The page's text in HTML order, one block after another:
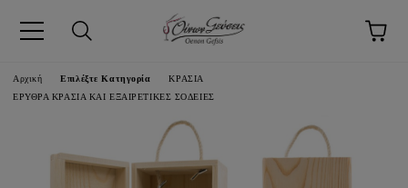
Αρχική Επιλέξτε Κατηγορία
ΚΡΑΣΙΑ
ΕΡΥΘΡΑ ΚΡΑΣΙΑ ΚΑΙ ΕΞΑΙΡΕΤΙΚΕΣ ΣΟΔΕΙΕΣ